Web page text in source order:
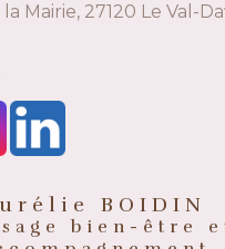
Mairie, 27120 Le Val-
BOIDIN
bien-être